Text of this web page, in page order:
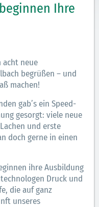
Ihre
acht neue
begrüßen – und
machen!
gab’s ein Speed-
gesorgt: viele neue
und erste
doch gerne in einen
ihre Ausbildung
Druck und
die auf ganz
unseres